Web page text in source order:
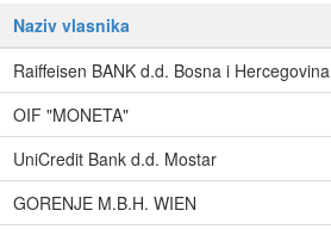
Naziv vlasnika
Raiffeisen BANK d.d. Bosna i Hercegovina
OIF "MONETA"
UniCredit Bank d.d. Mostar
GORENJE M.B.H. WIEN